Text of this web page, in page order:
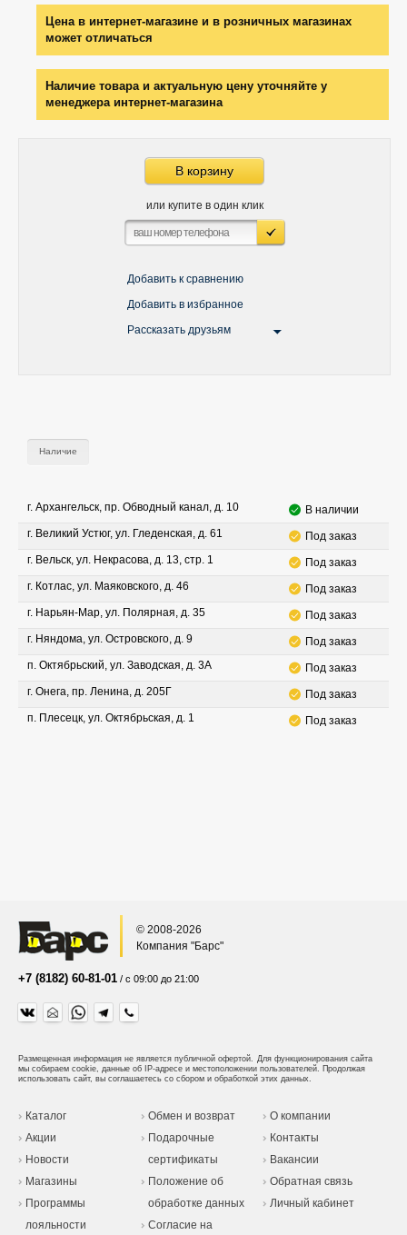
Цена в интернет-магазине и в розничных магазинах
может отличаться
Наличие товара и актуальную цену уточняйте у
менеджера интернет-магазина
В корзину
или купите в один клик
Добавить к сравнению
Добавить в избранное
Рассказать друзьям
Наличие
г. Архангельск, пр. Обводный канал, д. 10
В наличии
г. Великий Устюг, ул. Гледенская, д. 61
Под заказ
г. Вельск, ул. Некрасова, д. 13, стр. 1
Под заказ
г. Котлас, ул. Маяковского, д. 46
Под заказ
г. Нарьян-Мар, ул. Полярная, д. 35
Под заказ
г. Няндома, ул. Островского, д. 9
Под заказ
п. Октябрьский, ул. Заводская, д. 3А
Под заказ
г. Онега, пр. Ленина, д. 205Г
Под заказ
п. Плесецк, ул. Октябрьская, д. 1
Под заказ
© 2008-2026
Компания "Барс"
+7 (8182) 60-81-01 / с 09:00 до 21:00
Размещенная информация не является публичной офертой. Для функционирования сайта
мы собираем cookie, данные об IP-адресе и местоположении пользователей. Продолжая
использовать сайт, вы соглашаетесь со сбором и обработкой этих данных.
Каталог
Акции
Новости
Магазины
Программы
лояльности
Обмен и возврат
Подарочные
сертификаты
Положение об
обработке данных
Согласие на
О компании
Контакты
Вакансии
Обратная связь
Личный кабинет